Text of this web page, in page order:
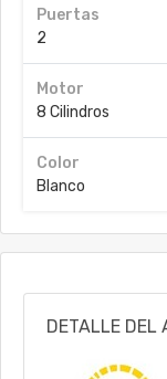
Puertas
2
Motor
8 Cilindros
Color
Blanco
DETALLE DEL